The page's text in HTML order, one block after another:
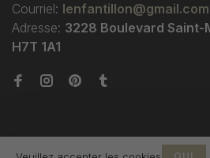
Courriel: lenfantillon@gmail.com
Adresse: 3228 Boulevard Saint-
H7T 1A1